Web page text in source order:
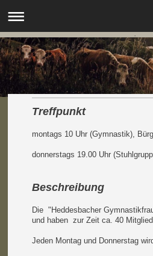
.
Treffpunkt
montags 10 Uhr (Gymnastik),
donnerstags 19.00 Uhr
Beschreibung
Die "Heddesbacher
und haben zur Zeit ca. 40
Jeden Montag und Donnerstag